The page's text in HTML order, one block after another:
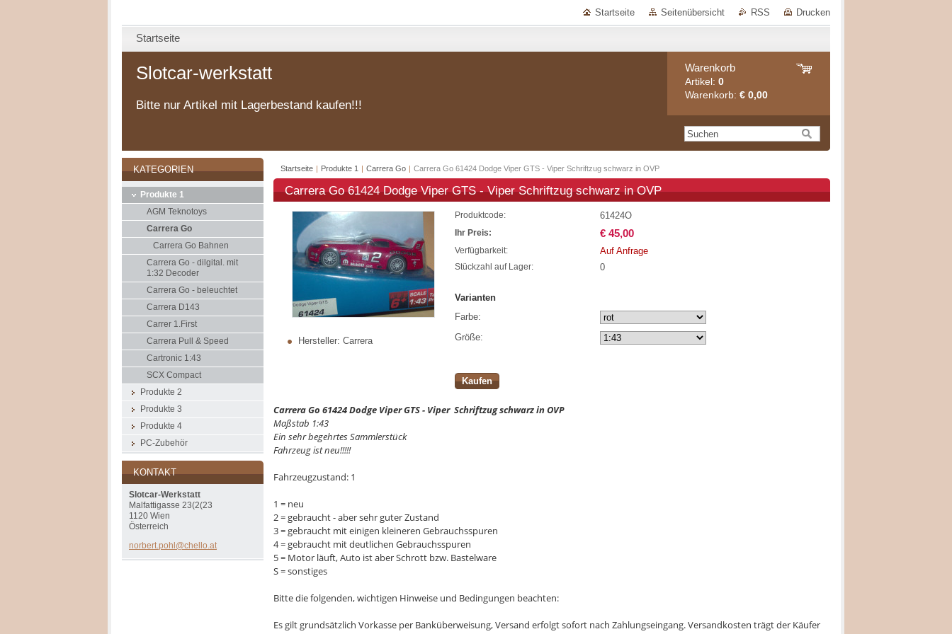
Startseite Seitenübersicht RSS Drucken
Startseite
Slotcar-werkstatt
Bitte nur Artikel mit Lagerbestand kaufen!!!
Warenkorb
Artikel: 0
Warenkorb: € 0,00
Startseite | Produkte 1 | Carrera Go | Carrera Go 61424 Dodge Viper GTS - Viper Schriftzug schwarz in OVP
Carrera Go 61424 Dodge Viper GTS - Viper Schriftzug schwarz in OVP
Hersteller: Carrera
Produktcode: 61424O
Ihr Preis: € 45,00
Verfügbarkeit: Auf Anfrage
Stückzahl auf Lager: 0
Varianten
Farbe:
Größe:
Kaufen
Carrera Go 61424 Dodge Viper GTS - Viper Schriftzug schwarz in OVP
Maßstab 1:43
Ein sehr begehrtes Sammlerstück
Fahrzeug ist neu!!!!!
Fahrzeugzustand: 1
1 = neu
2 = gebraucht - aber sehr guter Zustand
3 = gebraucht mit einigen kleineren Gebrauchsspuren
4 = gebraucht mit deutlichen Gebrauchsspuren
5 = Motor läuft, Auto ist aber Schrott bzw. Bastelware
S = sonstiges
Bitte die folgenden, wichtigen Hinweise und Bedingungen beachten:
Es gilt grundsätzlich Vorkasse per Banküberweisung, Versand erfolgt sofort nach Zahlungseingang. Versandkosten trägt der Käufer
KATEGORIEN
Produkte 1
AGM Teknotoys
Carrera Go
Carrera Go Bahnen
Carrera Go - dilgital. mit
1:32 Decoder
Carrera Go - beleuchtet
Carrera D143
Carrer 1.First
Carrera Pull & Speed
Cartronic 1:43
SCX Compact
Produkte 2
Produkte 3
Produkte 4
PC-Zubehör
KONTAKT
Slotcar-Werkstatt
Malfattigasse 23(2(23
1120 Wien
Österreich
norbert. pohl@che llo.at